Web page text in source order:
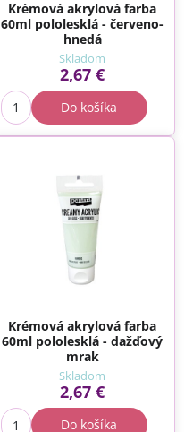
Krémová akrylová farba
60ml pololesklá - červeno-
hnedá
Skladom
2,67 €
Do košíka
Krémová akrylová farba
60ml pololesklá - dažďový
mrak
Skladom
2,67 €
Do košíka